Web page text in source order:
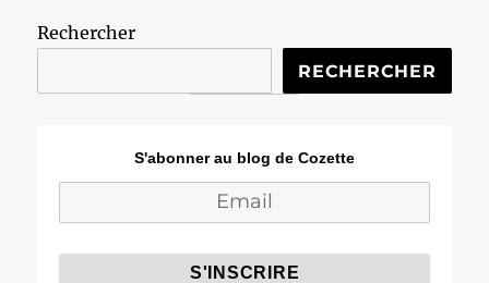
Rechercher
RECHERCHER
S'abonner au blog de Cozette